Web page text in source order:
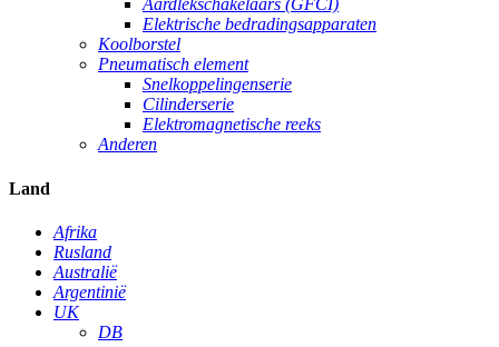
Aardlekschakelaars (GFCI)
Elektrische bedradingsapparaten
Koolborstel
Pneumatisch element
Snelkoppelingenserie
Cilinderserie
Elektromagnetische reeks
Anderen
Land
Afrika
Rusland
Australië
Argentinië
UK
DB